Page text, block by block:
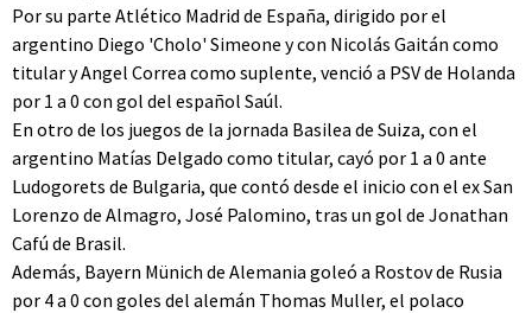
Por su parte Atlético Madrid de España, dirigido por el
argentino Diego 'Cholo' Simeone y con Nicolás Gaitán como
titular y Angel Correa como suplente, venció a PSV de Holanda
por 1 a 0 con gol del español Saúl.
En otro de los juegos de la jornada Basilea de Suiza, con el
argentino Matías Delgado como titular, cayó por 1 a 0 ante
Ludogorets de Bulgaria, que contó desde el inicio con el ex San
Lorenzo de Almagro, José Palomino, tras un gol de Jonathan
Cafú de Brasil.
Además, Bayern Münich de Alemania goleó a Rostov de Rusia
por 4 a 0 con goles del alemán Thomas Muller, el polaco